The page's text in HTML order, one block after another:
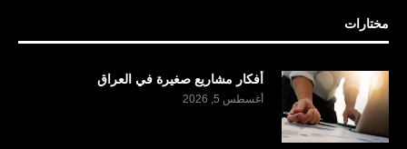
مختارات
أفكار مشاريع صغيرة في العراق
أغسطس 5, 2026